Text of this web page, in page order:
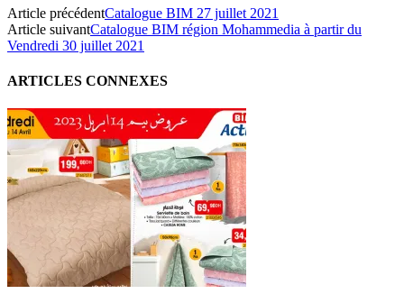
Article précédentCatalogue BIM 27 juillet 2021
Article suivantCatalogue BIM région Mohammedia à partir du
Vendredi 30 juillet 2021
ARTICLES CONNEXES